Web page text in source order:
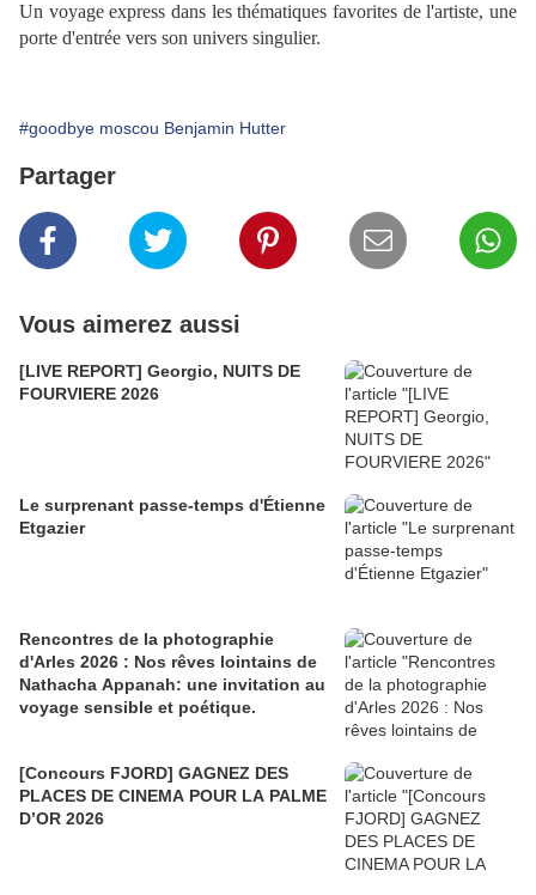
Un voyage express dans les thématiques favorites de l'artiste, une
porte d'entrée vers son univers singulier.
#goodbye moscou Benjamin Hutter
Partager
Vous aimerez aussi
[LIVE REPORT] Georgio, NUITS DE
FOURVIERE 2026
Le surprenant passe-temps d'Étienne
Etgazier
Rencontres de la photographie
d'Arles 2026 : Nos rêves lointains de
Nathacha Appanah: une invitation au
voyage sensible et poétique.
[Concours FJORD] GAGNEZ DES
PLACES DE CINEMA POUR LA PALME
D’OR 2026